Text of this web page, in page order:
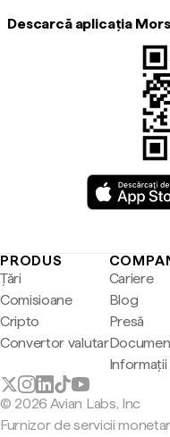
Descarcă aplicația
PRODUS
Țări
Comisioane
Cripto
Convertor valutar
Cariere
Blog
Presă
© 2026 Avian Labs, Inc
Furnizor de servicii